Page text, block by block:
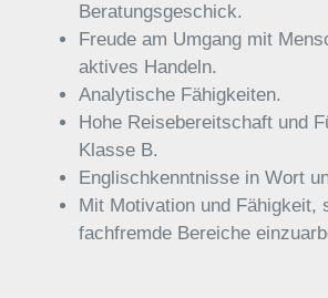
Beratungsgeschick.
Freude am Umgang mit
aktives Handeln.
Analytische Fähigkeiten.
Hohe Reisebereitschaft und
Klasse B.
Englischkenntnisse in Wort
Mit Motivation und Fähigkeit,
fachfremde Bereiche